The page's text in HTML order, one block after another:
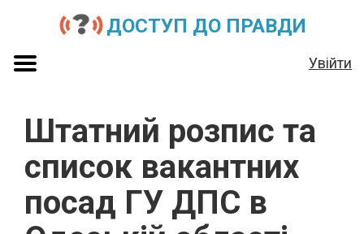
ДОСТУП ДО ПРАВДИ
Увійти
Штатний розпис та
список вакантних
посад ГУ ДПС в